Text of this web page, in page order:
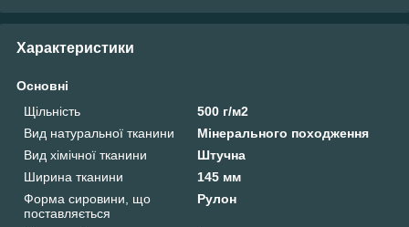
Характеристики
Основні
Щільність
500 г/м2
Вид натуральної тканини
Мінерального походження
Вид хімічної тканини
Штучна
Ширина тканини
145 мм
Форма сировини, що
поставляється
Рулон